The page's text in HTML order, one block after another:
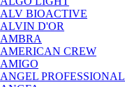
ALV BIOACTIVE
ALVIN D'OR
AMBRA
AMERICAN CREW
AMIGO
ANGEL PROFESSIONAL